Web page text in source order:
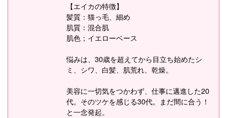
【エイカの特徴】
髪質：猫っ毛、細め
肌質：混合肌
肌色；イエローベース
悩みは、30歳を超えてから目立ち始めたシ
ミ、シワ、白髪、肌荒れ、乾燥。
美容に一切気をつかわず、仕事に邁進した20
代。そのツケを感じる30代。まだ間に合う！
と一念発起。